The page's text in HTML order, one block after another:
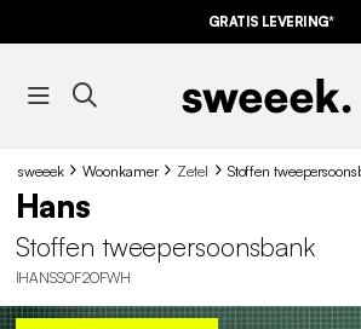
GRATIS LEVERING*
sweeek Woonkamer Zetel Stoffen
Hans
Stoffen tweepersoonsbank
IHANSSOF2OFWH